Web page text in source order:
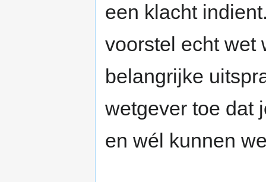
een klacht
voorstel echt wet
belangrijke
wetgever toe dat
en wél kunnen